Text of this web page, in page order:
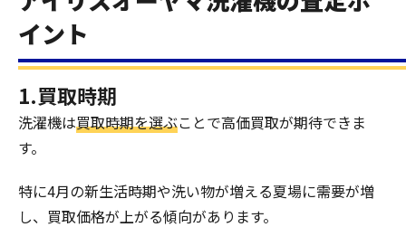
イント
1.買取時期
洗濯機は買取時期を選ぶことで高価買取が期待できま
す。
特に4月の新生活時期や洗い物が増える夏場に需要が増
し、買取価格が上がる傾向があります。